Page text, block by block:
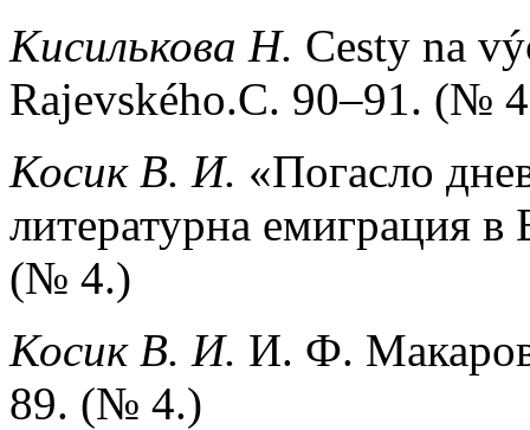
Кисилькова Н. Cesty na
Rajevského.С. 90–91. (№
Косик В. И. «Погасло
литературна емиграция
(№ 4.)
Косик В. И. И. Ф.
89. (№ 4.)